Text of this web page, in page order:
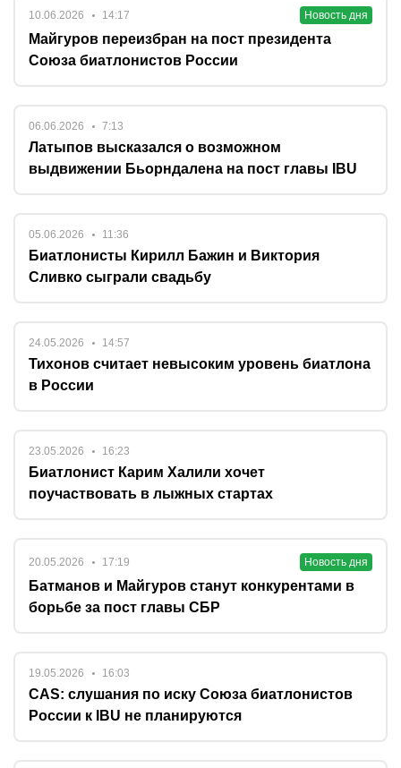
10.06.2026 14:17 Новость дня
Майгуров переизбран на пост президента
Союза биатлонистов России
06.06.2026 7:13
Латыпов высказался о возможном
выдвижении Бьорндалена на пост главы IBU
05.06.2026 11:36
Биатлонисты Кирилл Бажин и Виктория
Сливко сыграли свадьбу
24.05.2026 14:57
Тихонов считает невысоким уровень биатлона
в России
23.05.2026 16:23
Биатлонист Карим Халили хочет
поучаствовать в лыжных стартах
20.05.2026 17:19 Новость дня
Батманов и Майгуров станут конкурентами в
борьбе за пост главы СБР
19.05.2026 16:03
CAS: слушания по иску Союза биатлонистов
России к IBU не планируются